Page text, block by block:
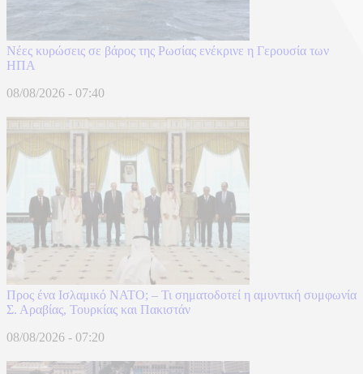
Νέες κυρώσεις σε βάρος της Ρωσίας ενέκρινε η Γερουσία των
ΗΠΑ
08/08/2026 - 07:40
Προς ένα Ισλαμικό ΝΑΤΟ; – Τι σηματοδοτεί η αμυντική συμφωνία
Σ. Αραβίας, Τουρκίας και Πακιστάν
08/08/2026 - 07:20